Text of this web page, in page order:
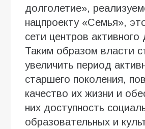
долголетие»,
нацпроекту «Семья»,
сети центров активного
Таким образом власти
увеличить период
старшего поколения,
качество их жизни и
них доступность
образовательных и